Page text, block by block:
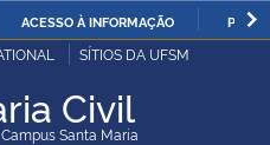
IR
O
ACESSO À INFORMAÇÃO
SÍTIOS DA UFSM
Civil
Santa Maria